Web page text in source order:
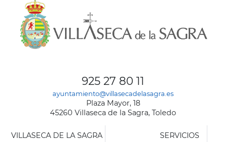
925 27 80 11
ayuntamiento@villasecadelasagra.es
Plaza Mayor, 18
45260 Villaseca de la Sagra, Toledo
VILLASECA DE LA SAGRA SERVICIOS